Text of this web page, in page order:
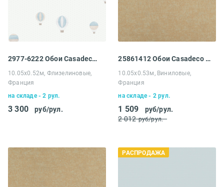
2977-6222 Обои Casadeco My little world
10.05х0.52м, Флизелиновые,
Франция
на складе - 2 рул.
3 300 руб/рул.
25861412 Обои Casadeco Atelier
10.05х0.53м, Виниловые,
Франция
на складе - 2 рул.
1 509
руб/рул.
2 012 руб/рул.
РАСПРОДАЖА